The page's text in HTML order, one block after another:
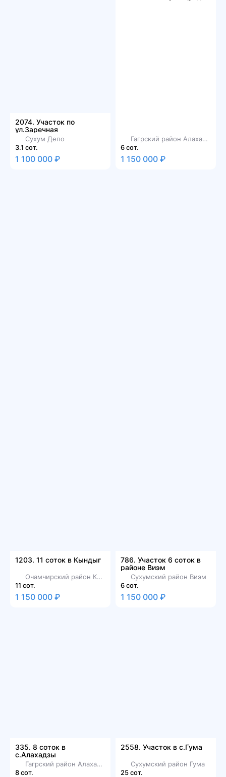
2074. Участок по
ул.Заречная
Сухум Депо
3.1 сот.
1 100 000 ₽
Гагрский район Алахадзы
6 сот.
1 150 000 ₽
1203. 11 соток в Кындыг
Очамчирский район Кындыг
11 сот.
1 150 000 ₽
786. Участок 6 соток в
районе Виэм
Сухумский район Виэм
6 сот.
1 150 000 ₽
335. 8 соток в
с.Алахадзы
Гагрский район Алахадзы
8 сот.
2558. Участок в с.Гума
Сухумский район Гума
25 сот.